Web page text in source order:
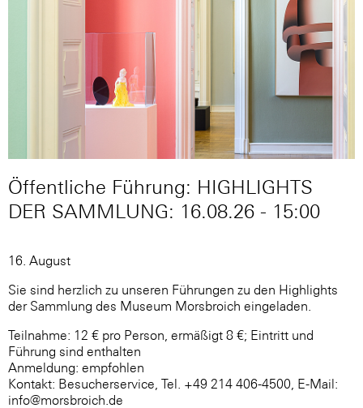
Öffentliche Führung: HIGHLIGHTS
DER SAMMLUNG: 16.08.26 - 15:00
16. August
Sie sind herzlich zu unseren Führungen zu den Highlights
der Sammlung des Museum Morsbroich eingeladen.
Teilnahme: 12 € pro Person, ermäßigt 8 €; Eintritt und
Führung sind enthalten
Anmeldung: empfohlen
Kontakt: Besucherservice, Tel. +49 214 406-4500, E-Mail:
info@morsbroich.de